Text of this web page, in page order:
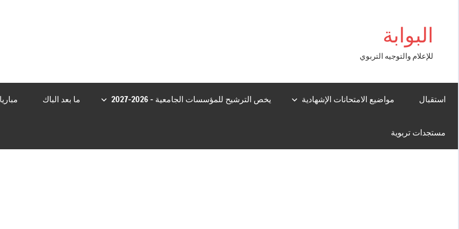
البوابة
للإعلام والتوجيه التربوي
استقبال مواضيع الامتحانات الإشهادية يخص الترشيح للمؤسسات الجامعية – 2026-2027 ما بعد الباك
مستجدات تربوية